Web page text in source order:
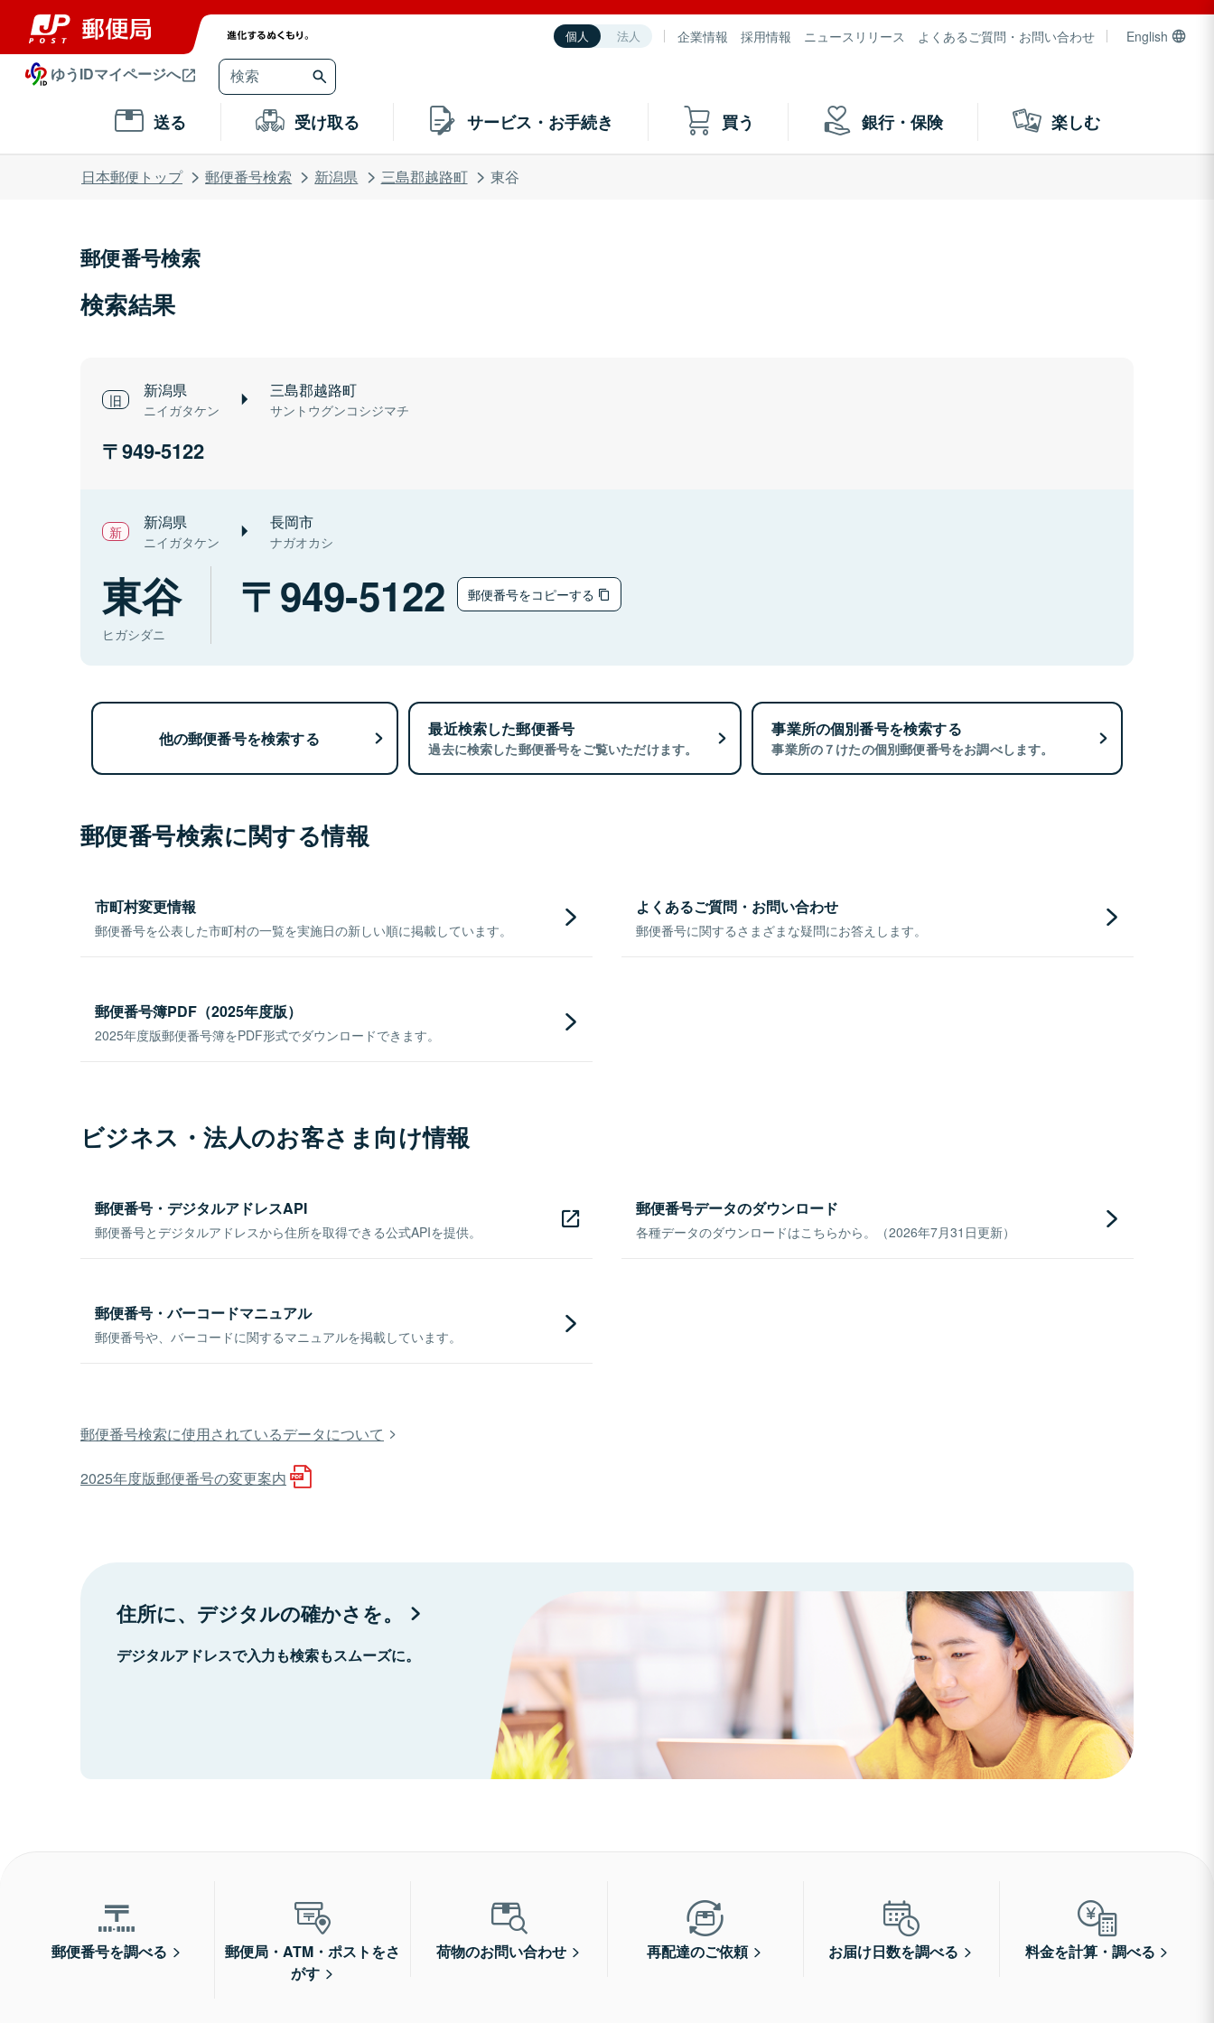
個人 法人 企業情報 採用情報 ニュースリリース よくあるご質問・お問い合わせ English
ゆうIDマイページへ
送る 受け取る サービス・お手続き 買う 銀行・保険 楽しむ
日本郵便トップ 郵便番号検索 新潟県 三島郡越路町 東谷
郵便番号検索
検索結果
新潟県
ニイガタケン
三島郡越路町
サントウグンコシジマチ
949-5122
新潟県
ニイガタケン
長岡市
ナガオカシ
東谷
ヒガシダニ
949-5122 郵便番号をコピーする
他の郵便番号を検索する 最近検索した郵便番号
過去に検索した郵便番号をご覧いただけます。
事業所の個別番号を検索する
事業所の７けたの個別郵便番号をお調べします。
郵便番号検索に関する情報
市町村変更情報
郵便番号を公表した市町村の一覧を実施日の新しい順に掲載しています。
よくあるご質問・お問い合わせ
郵便番号に関するさまざまな疑問にお答えします。
郵便番号簿PDF（2025年度版）
2025年度版郵便番号簿をPDF形式でダウンロードできます。
ビジネス・法人のお客さま向け情報
郵便番号・デジタルアドレスAPI
郵便番号とデジタルアドレスから住所を取得できる公式APIを提供。
郵便番号データのダウンロード
各種データのダウンロードはこちらから。（2026年7月31日更新）
郵便番号・バーコードマニュアル
郵便番号や、バーコードに関するマニュアルを掲載しています。
郵便番号検索に使用されているデータについて
2025年度版郵便番号の変更案内
住所に、デジタルの確かさを。
デジタルアドレスで入力も検索もスムーズに。
郵便番号を調べる
郵便局・ATM・ポストをさ
がす
荷物のお問い合わせ 再配達のご依頼 お届け日数を調べる 料金を計算・調べる